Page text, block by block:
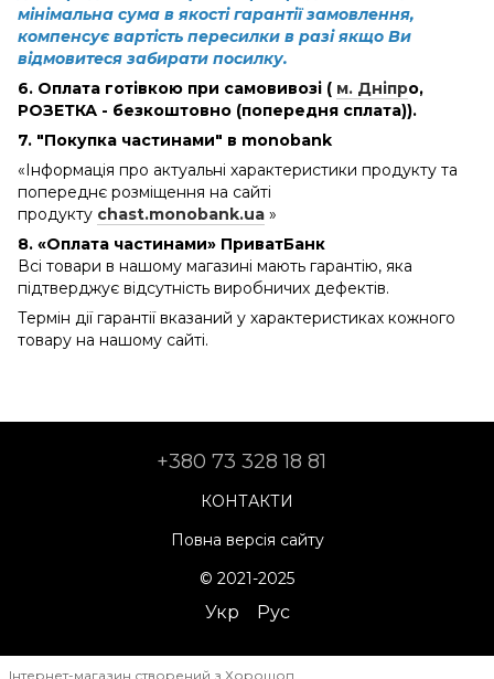
мінімальна сума в якості гарантії замовлення,
компенсує вартість пересилки в разі якщо Ви
відмовитеся забирати посилку.
6. Оплата готівкою при самовивозі ( м. Дніпро,
РОЗЕТКА - безкоштовно (попередня сплата)).
7. "Покупка частинами" в monobank
«Інформація про актуальні характеристики продукту та
попереднє розміщення на сайті
продукту chast.monobank.ua »
8. «Оплата частинами» ПриватБанк
Всі товари в нашому магазині мають гарантію, яка
підтверджує відсутність виробничих дефектів.
Термін дії гарантії вказаний у характеристиках кожного
товару на нашому сайті.
+380 73 328 18 81
КОНТАКТИ
Повна версія сайту
© 2021-2025
Укр Рус
Інтернет-магазин створений з Хорошоп